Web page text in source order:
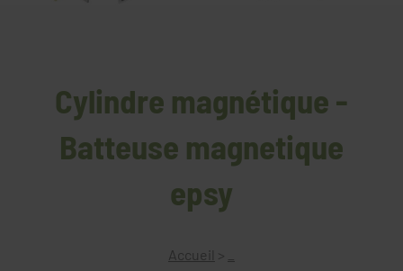
Cylindre magnétique -
Batteuse magnetique
epsy
Accueil >